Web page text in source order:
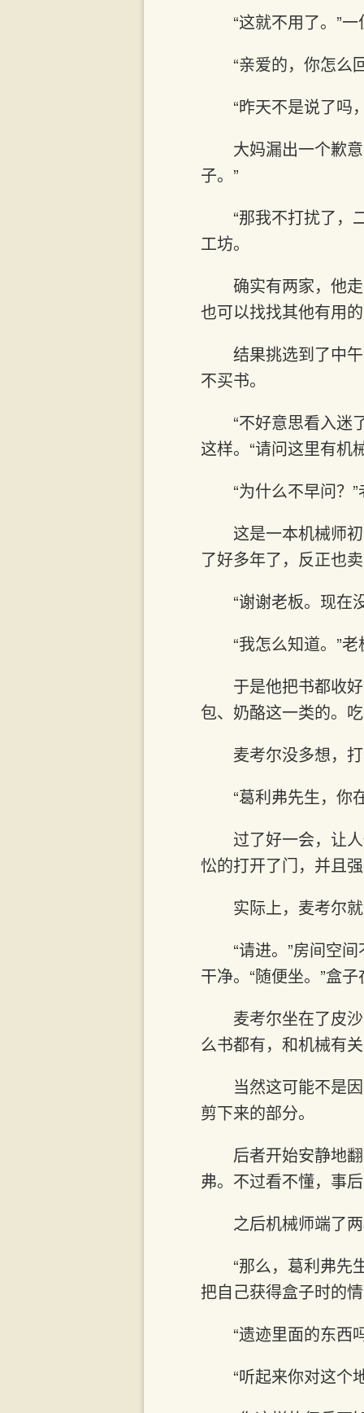
“这就不用了。”
“亲爱的，你怎么
“昨天不是说了吗
大妈漏出一个歉
子。”
“那我不打扰了，
工坊。
确实有两家，他
也可以找找其他有用
结果挑选到了中
不买书。
“不好意思看入迷
这样。“请问这里有机
“为什么不早问？
这是一本机械师
了好多年了，反正也
“谢谢老板。现在
“我怎么知道。”
于是他把书都收
包、奶酪这一类的。
麦考尔没多想，
“葛利弗先生，你
过了好一会，让
忪的打开了门，并且
实际上，麦考尔
“请进。”房间空
干净。“随便坐。”盒
麦考尔坐在了皮
么书都有，和机械有
当然这可能不是
剪下来的部分。
后者开始安静地
弗。不过看不懂，事
之后机械师端了
“那么，葛利弗
把自己获得盒子时的
“遗迹里面的东
“听起来你对这个